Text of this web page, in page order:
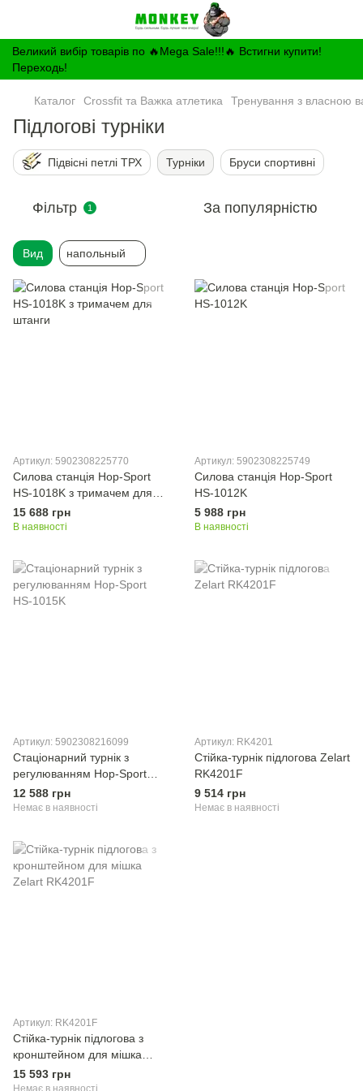
Великий вибір товарів по 🔥Mega Sale!!!🔥 Встигни купити!
Переходь!
Каталог Crossfit та Важка атлетика Тренування з власною
Підлогові турніки
Підвісні петлі ТРХ Турніки Бруси спортивні
Фільтр 1 За популярністю
Вид напольный
Артикул: 5902308225770
Силова станція Hop-Sport
HS-1018K з тримачем для
штанги
15 688 грн
В наявності
Артикул: 5902308225749
Силова станція Hop-Sport
HS-1012K
5 988 грн
В наявності
Артикул: 5902308216099
Стаціонарний турнік з
регулюванням Hop-Sport
HS-1015K
12 588 грн
Немає в наявності
Артикул: RK4201
Стійка-турнік підлогова Zelart
RK4201F
9 514 грн
Немає в наявності
Артикул: RK4201F
Стійка-турнік підлогова з
кронштейном для мішка
Zelart RK4201F
15 593 грн
Немає в наявності